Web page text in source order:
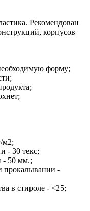
Рекомендован
корпусов
форму;
м2;
- 30 текс;
- 50 мм.;
прокалывании -
в стироле - <25;